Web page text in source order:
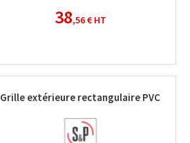
38,56 €HT
Grille extérieure rectangulaire PVC